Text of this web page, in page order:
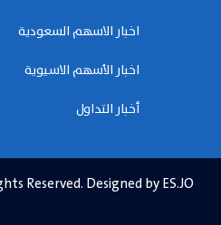
اخبار الاسهم السعودية
اخبار الأسهم الاسيوية
أخبار التداول
Reserved. Designed by ES.JO